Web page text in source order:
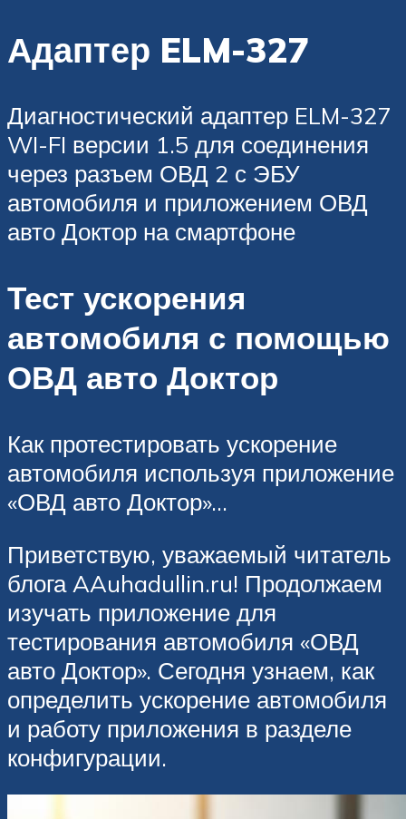
Адаптер ELM-327
Диагностический адаптер ELM-327
WI-FI версии 1.5 для соединения
через разъем ОВД 2 с ЭБУ
автомобиля и приложением ОВД
авто Доктор на смартфоне
Тест ускорения
автомобиля с помощью
ОВД авто Доктор
Как протестировать ускорение
автомобиля используя приложение
«ОВД авто Доктор»…
Приветствую, уважаемый читатель
блога AAuhadullin.ru! Продолжаем
изучать приложение для
тестирования автомобиля «ОВД
авто Доктор». Сегодня узнаем, как
определить ускорение автомобиля
и работу приложения в разделе
конфигурации.